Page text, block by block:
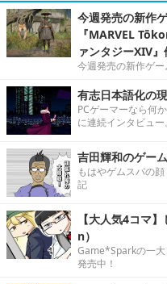
今週発売の新作
『MARVEL
ァンタジーXIV』
今週発売の新作ゲー
有志日本語化の
PCゲーマーなら何
に連続インタビュー。
吉田輝和のゲー
もはやゲムスパの
記
【大人気4コマ
n）
Game*Sparkの一
発売中！